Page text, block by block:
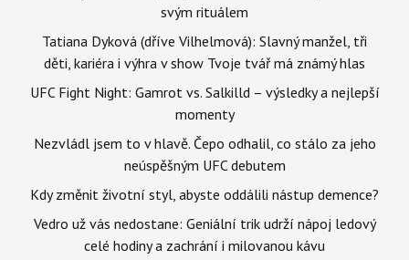
svým rituálem
Tatiana Dyková (dříve Vilhelmová): Slavný manžel, tři
děti, kariéra i výhra v show Tvoje tvář má známý hlas
UFC Fight Night: Gamrot vs. Salkilld – výsledky a nejlepší
momenty
Nezvládl jsem to v hlavě. Čepo odhalil, co stálo za jeho
neúspěšným UFC debutem
Kdy změnit životní styl, abyste oddálili nástup demence?
Vedro už vás nedostane: Geniální trik udrží nápoj ledový
celé hodiny a zachrání i milovanou kávu